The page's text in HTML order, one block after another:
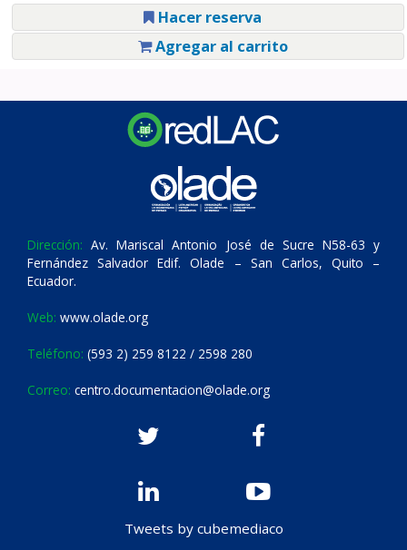
Hacer reserva
Agregar al carrito
Dirección: Av. Mariscal Antonio José de Sucre N58-63 y
Fernández Salvador Edif. Olade – San Carlos, Quito –
Ecuador.
Web: www.olade.org
Teléfono: (593 2) 259 8122 / 2598 280
Correo: centro.documentacion@olade.org
Tweets by cubemediaco